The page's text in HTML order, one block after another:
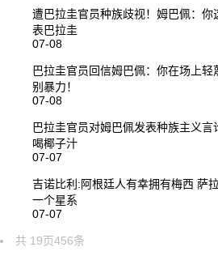
遭巴拉圭官员种族歧视！姆巴佩：你
表巴拉圭
07-08
巴拉圭官员回信姆巴佩：你在场上轻
别暴力！
07-08
巴拉圭官员对姆巴佩发表种族主义言
喝椰子汁
07-07
吉诺比利:阿根廷人有幸拥有梅西 萨
一个星系
07-07
共 19页456条